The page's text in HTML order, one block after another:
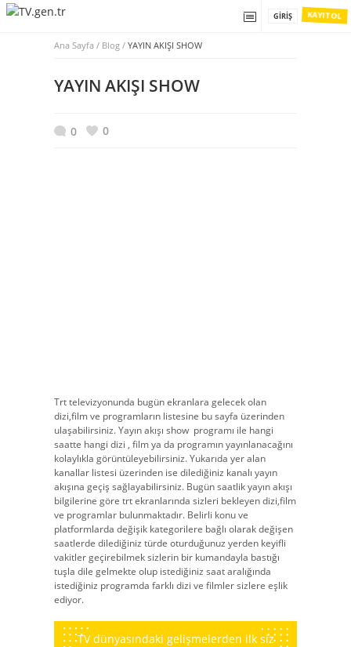
KAYIT OL
GIRIŞ
Ana Sayfa / Blog / YAYIN AKIŞI SHOW
YAYIN AKIŞI SHOW
0 0
Trt televizyonunda bugün ekranlara gelecek olan
dizi,film ve programların listesine bu sayfa üzerinden
ulaşabilirsiniz. Yayın akışı show programı ile hangi
saatte hangi dizi , film ya da programın yayınlanacağını
kolaylıkla görüntüleyebilirsiniz. Yukarıda yer alan
kanallar listesi üzerinden ise dilediğiniz kanalı yayın
akışına geçiş sağlayabilirsiniz. Bugün saatlik yayın akışı
bilgilerine göre trt ekranlarında sizleri bekleyen dizi,film
ve programlar bulunmaktadır. Belirli konu ve
platformlarda değişik kategorilere bağlı olarak değişen
saatlerde dilediğiniz türde oturduğunuz yerden keyifli
vakitler geçirebilmek sizlerin bir kumandayla bastığı
tuşla dile gelmekte olup istediğiniz saat aralığında
istediğiniz programda farklı dizi ve filmler sizlere eşlik
ediyor.
TV dünyasındaki gelişmelerden ilk siz